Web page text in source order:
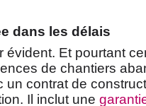
dans les délais
évident. Et pourtant
de chantiers
un contrat de
Il inclut une